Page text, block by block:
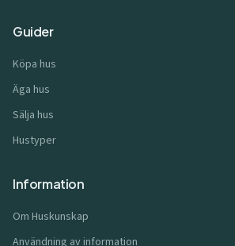
Guider
Köpa hus
Äga hus
Sälja hus
Hustyper
Information
Om Huskunskap
Användning av information